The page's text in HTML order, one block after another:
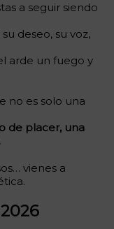
a seguir siendo
deseo, su voz,
arde un fuego y
no es solo una
de placer, una
vienes a